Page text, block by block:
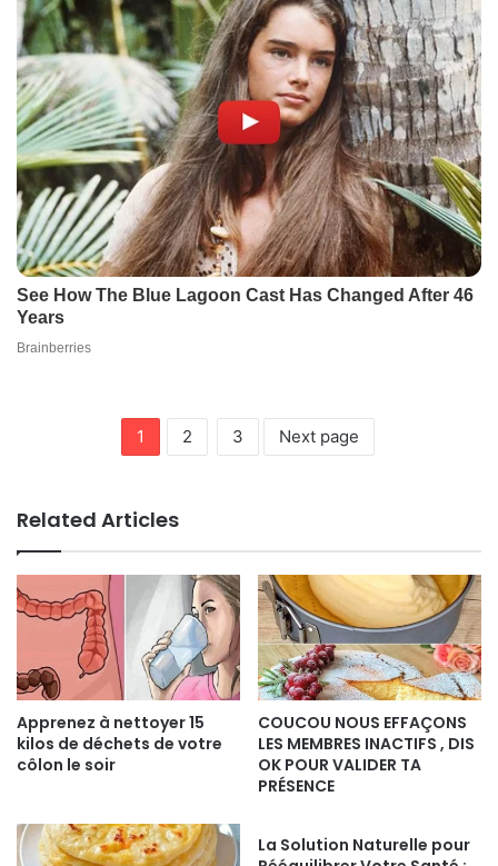
1 2 3 Next page
Related Articles
Apprenez à nettoyer 15
kilos de déchets de votre
côlon le soir
COUCOU NOUS EFFAÇONS
LES MEMBRES INACTIFS , DIS
OK POUR VALIDER TA
PRÉSENCE
La Solution Naturelle pour